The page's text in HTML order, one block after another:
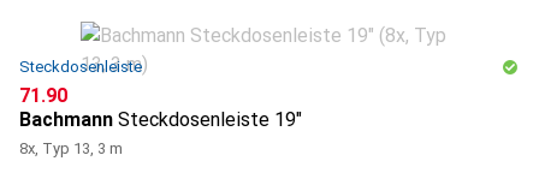
Steckdosenleiste
CHF
71.90
Bachmann Steckdosenleiste 19"
8x, Typ 13, 3 m